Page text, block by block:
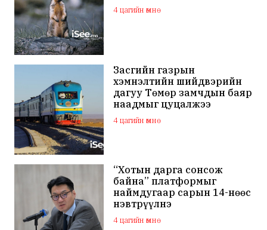
4 цагийн өмнө
Засгийн газрын
хэмнэлтийн шийдвэрийн
дагуу Төмөр замчдын баяр
наадмыг цуцалжээ
4 цагийн өмнө
“Хотын дарга сонсож
байна” платформыг
наймдугаар сарын 14-нөөс
нэвтрүүлнэ
4 цагийн өмнө